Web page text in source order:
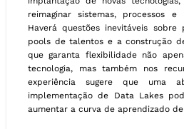
reimaginar sistemas, processos e
Haverá questões inevitáveis sobre
pools de talentos e a construção
que garanta flexibilidade não
tecnologia, mas também nos
experiência sugere que uma
implementação de Data Lakes
aumentar a curva de aprendizado